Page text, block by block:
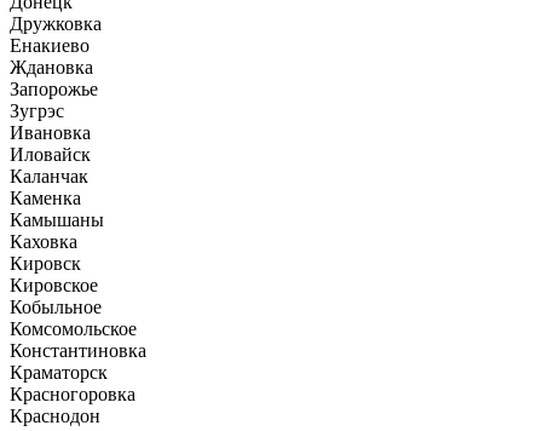
Дружковка
Енакиево
Ждановка
Запорожье
Зугрэс
Ивановка
Иловайск
Каланчак
Каменка
Камышаны
Каховка
Кировск
Кировское
Кобыльное
Комсомольское
Константиновка
Краматорск
Красногоровка
Краснодон